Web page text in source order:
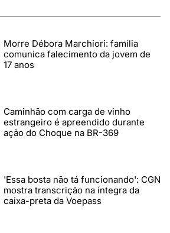
Morre Débora Marchiori: família
comunica falecimento da jovem de
17 anos
Caminhão com carga de vinho
estrangeiro é apreendido durante
ação do Choque na BR-369
'Essa bosta não tá funcionando': CGN
mostra transcrição na íntegra da
caixa-preta da Voepass